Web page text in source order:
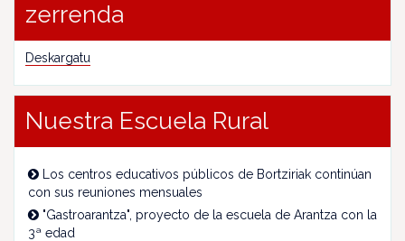
zerrenda
Deskargatu
Nuestra Escuela Rural
Los centros educativos públicos de Bortziriak continúan
con sus reuniones mensuales
"Gastroarantza", proyecto de la escuela de Arantza con la
3ª edad